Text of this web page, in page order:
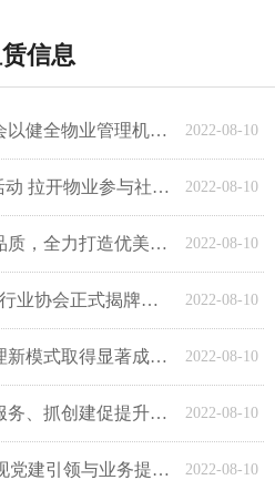
信息
2022-08-10
历下区物业管理行业协会以健全物业管理机制、促进行业科学发展为使命
2022-08-10
启动“美好家园合伙人”活动 拉开物业参与社会治理序幕
2022-08-10
不断提高人民群众生活品质，全力打造优美、和谐、有序、宜居的城区环境
2022-08-10
4月20日历下区物业管理行业协会正式揭牌成立
2022-08-10
历下区探索创新物业管理新模式取得显著成效，全面搭建起政府与物业服务企业之间的“连心桥”
2022-08-10
物业企业主动抓品牌强服务、抓创建促提升，打造历下物业行业核心竞争优势
2022-08-10
助力“红领物业”创建 实现党建引领与业务提升同频共振